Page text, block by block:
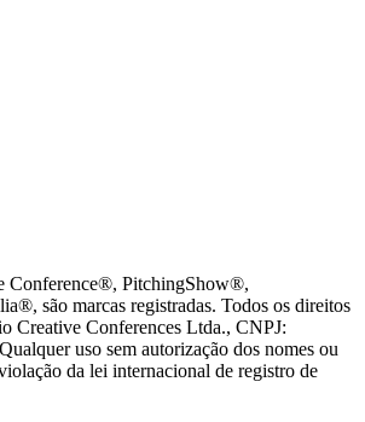
Conference®, PitchingShow®,
são marcas registradas. Todos os direitos
Creative Conferences Ltda., CNPJ:
uso sem autorização dos nomes ou
da lei internacional de registro de